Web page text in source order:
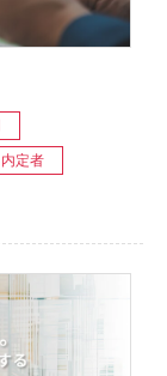
内定者